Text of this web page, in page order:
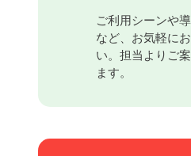
ご利用シーンや
など、お気軽に
い。担当よりご
ます。